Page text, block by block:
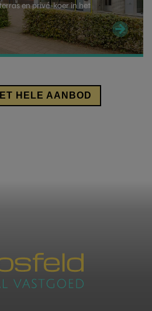
en privé-koer in het
HELE AANBOD